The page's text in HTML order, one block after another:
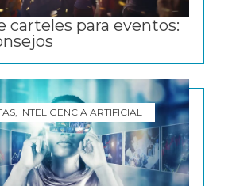
carteles para eventos:
INTELIGENCIA ARTIFICIAL